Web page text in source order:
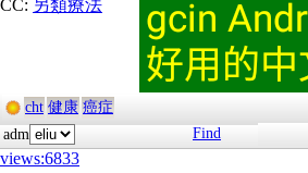
CC: 另類療法
cht 健康 癌症
adm
Find
views:6833